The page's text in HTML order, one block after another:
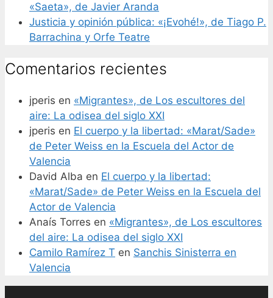
«Saeta», de Javier Aranda
Justicia y opinión pública: «¡Evohé!», de Tiago P.
Barrachina y Orfe Teatre
Comentarios recientes
jperis en «Migrantes», de Los escultores del
aire: La odisea del siglo XXI
jperis en El cuerpo y la libertad: «Marat/Sade»
de Peter Weiss en la Escuela del Actor de
Valencia
David Alba en El cuerpo y la libertad:
«Marat/Sade» de Peter Weiss en la Escuela del
Actor de Valencia
Anaís Torres en «Migrantes», de Los escultores
del aire: La odisea del siglo XXI
Camilo Ramírez T en Sanchis Sinisterra en
Valencia